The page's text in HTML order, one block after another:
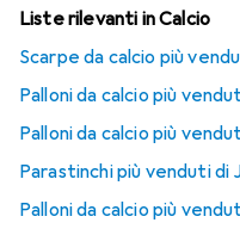
Liste rilevanti in Calcio
Scarpe da calcio più
Palloni da calcio più
Palloni da calcio più
Parastinchi più venduti di
Palloni da calcio più